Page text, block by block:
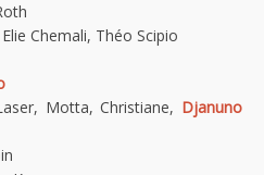
Chemali, Théo Scipio
Motta, Christiane, Djanuno